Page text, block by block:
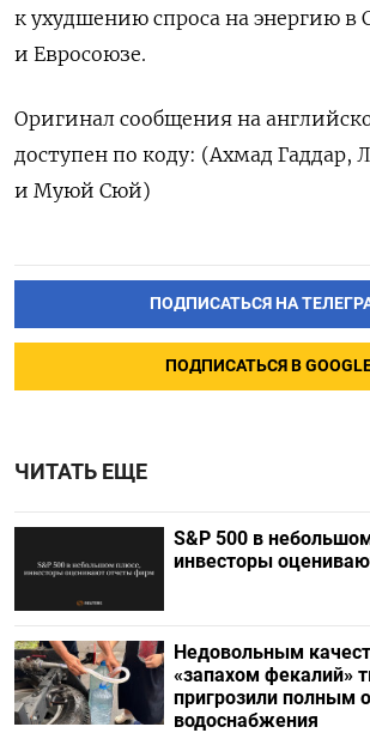
к ухудшению спроса на энергию
и Евросоюзе.
Оригинал сообщения на
доступен по коду: (Ахмад Гаддар,
и Муюй Сюй)
ПОДПИСАТЬСЯ НА
ПОДПИСАТЬСЯ В
ЧИТАТЬ ЕЩЕ
S&P 500 в
инвесторы
Недовольным
«запахом фекалий»
пригрозили полным
водоснабжения